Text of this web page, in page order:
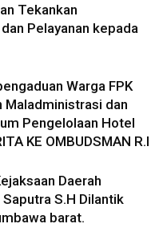
Tekankan
Pelayanan kepada
Warga FPK
Maladministrasi dan
Pengelolaan Hotel
KE OMBUDSMAN R.I
Daerah
S.H Dilantik
barat.